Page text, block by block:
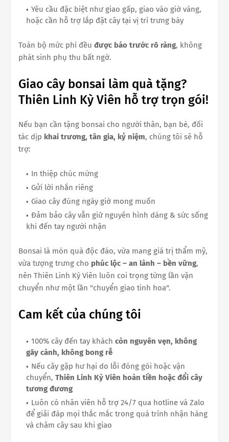
Yêu cầu đặc biệt như giao gấp, giao vào giờ vàng,
hoặc cần hỗ trợ lắp đặt cây tại vị trí trưng bày
Toàn bộ mức phí đều được báo trước rõ ràng, không
phát sinh phụ thu bất ngờ.
Giao cây bonsai làm quà tặng?
Thiên Linh Kỳ Viên hỗ trợ trọn gói!
Nếu bạn cần tặng bonsai cho người thân, bạn bè, đối
tác dịp khai trương, tân gia, kỷ niệm, chúng tôi sẽ hỗ
trợ:
In thiệp chúc mừng
Gửi lời nhắn riêng
Giao cây đúng ngày giờ mong muốn
Đảm bảo cây vẫn giữ nguyên hình dáng & sức sống
khi đến tay người nhận
Bonsai là món quà độc đáo, vừa mang giá trị thẩm mỹ,
vừa tượng trưng cho phúc lộc – an lành – bền vững,
nên Thiên Linh Kỳ Viên luôn coi trọng từng lần vận
chuyển như một lần "chuyển giao tinh hoa".
Cam kết của chúng tôi
100% cây đến tay khách còn nguyên vẹn, không
gãy cành, không bong rễ
Nếu cây gặp hư hại do lỗi đóng gói hoặc vận
chuyển, Thiên Linh Kỳ Viên hoàn tiền hoặc đổi cây
tương đương
Luôn có nhân viên hỗ trợ 24/7 qua hotline và Zalo
để giải đáp mọi thắc mắc trong quá trình nhận hàng
và chăm cây sau khi giao